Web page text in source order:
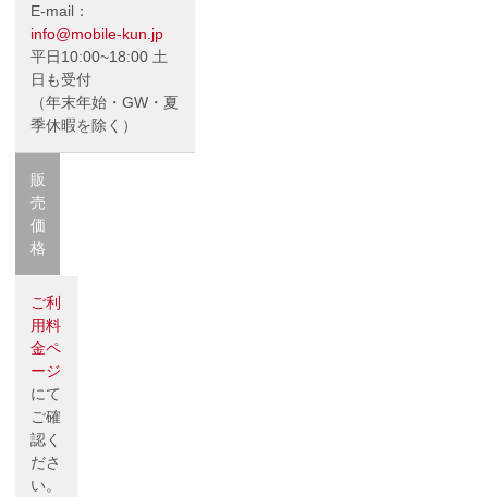
E-mail：
info@mobile-kun.jp
平日10:00~18:00 土
日も受付
（年末年始・GW・夏
季休暇を除く）
販
売
価
格
ご利
用料
金ペ
ージ
にて
ご確
認く
ださ
い。